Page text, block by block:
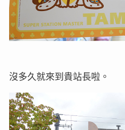
沒多久就來到貴站長啦。